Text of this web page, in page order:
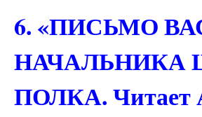
6. «ПИСЬМО
НАЧАЛЬНИКА
ПОЛКА. Читает